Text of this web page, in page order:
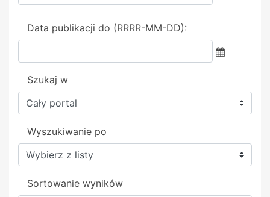
Data publikacji do (RRRR-MM-DD):
Szukaj w
Wyszukiwanie po
Sortowanie wyników